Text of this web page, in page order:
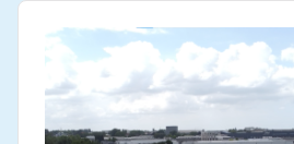
Banner image